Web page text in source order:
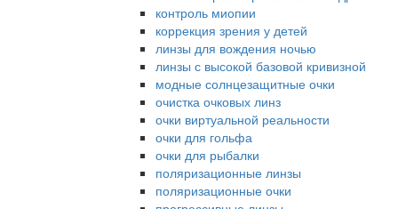
контроль миопии
коррекция зрения у детей
линзы для вождения ночью
линзы с высокой базовой кривизной
модные солнцезащитные очки
очистка очковых линз
очки виртуальной реальности
очки для гольфа
очки для рыбалки
поляризационные линзы
поляризационные очки